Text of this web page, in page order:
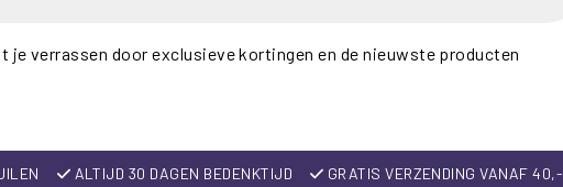
je verrassen door exclusieve kortingen en de nieuwste producten
ALTIJD 30 DAGEN BEDENKTIJD GRATIS VERZENDING VANAF 40,-